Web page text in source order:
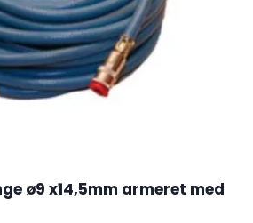
ø9 x14,5mm armeret med